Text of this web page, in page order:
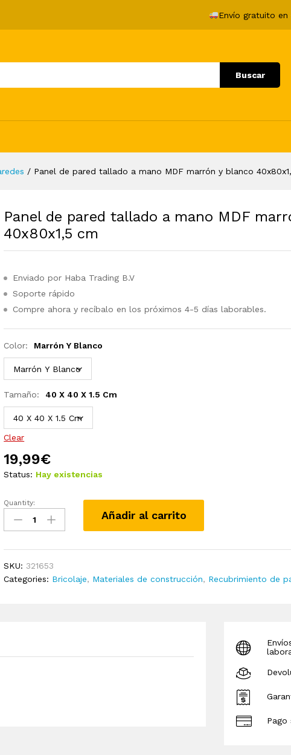
Envío gratuito en
Buscar
/ Panel de pared tallado a mano MDF marrón y blanco
Panel de pared tallado a mano MDF
40x80x1,5 cm
Enviado por Haba Trading B.V
Soporte rápido
Compre ahora y recíbalo en los próximos 4-5 días laborables.
Color: Marrón Y Blanco
Tamaño: 40 X 40 X 1.5 Cm
Clear
19,99€
Status: Hay existencias
Panel
pared
mano
MDF
Quantity:
Añadir al carrito
SKU:321653
Categories: Bricolaje, Materiales de construcción, Recubrimiento de
Pago
19,99€